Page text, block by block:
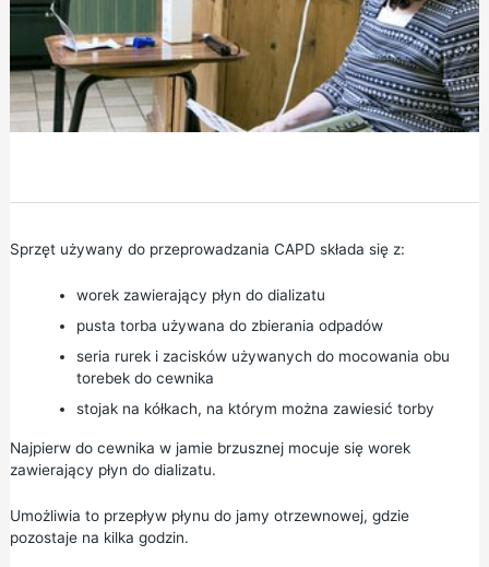
Sprzęt używany do przeprowadzania CAPD składa się z:
worek zawierający płyn do dializatu
pusta torba używana do zbierania odpadów
seria rurek i zacisków używanych do mocowania obu
torebek do cewnika
stojak na kółkach, na którym można zawiesić torby
Najpierw do cewnika w jamie brzusznej mocuje się worek
zawierający płyn do dializatu.
Umożliwia to przepływ płynu do jamy otrzewnowej, gdzie
pozostaje na kilka godzin.